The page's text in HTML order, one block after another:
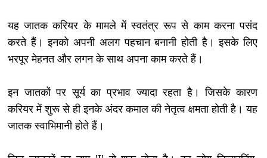
यह जातक करियर के मामले में स्वतंत्र रूप से काम करना पसंद
करते हैं। इनको अपनी अलग पहचान बनानी होती है। इसके लिए
भरपूर मेहनत और लगन के साथ अपना काम करते हैं।
इन जातकों पर सूर्य का प्रभाव ज्यादा रहता है। जिसके कारण
करियर में शुरू से ही इनके अंदर कमाल की नेतृत्व क्षमता होती है। यह
जातक स्वाभिमानी होते हैं।